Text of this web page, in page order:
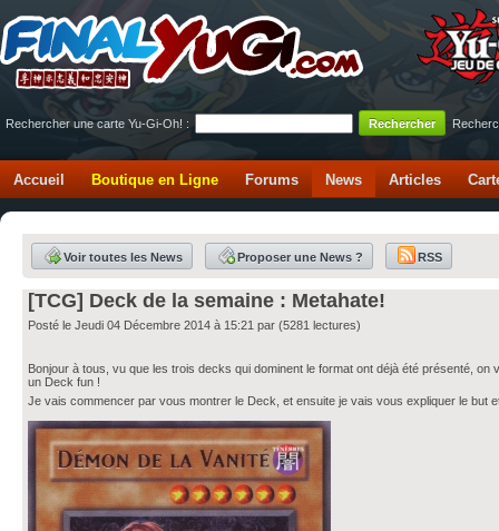
Rechercher une carte Yu-Gi-Oh! :
Accueil Boutique en Ligne Forums News Articles
Voir toutes les News Proposer une News ? RSS
[TCG] Deck de la semaine : Metahate!
Posté le Jeudi 04 Décembre 2014 à 15:21 par (5281 lectures)
Bonjour à tous, vu que les trois decks qui dominent le format ont déjà été présenté, on
un Deck fun !
Je vais commencer par vous montrer le Deck, et ensuite je vais vous expliquer le but